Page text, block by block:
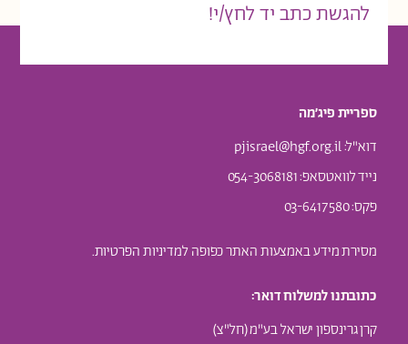
להגשת כתב יד לחץ/י!
ספריית פיג׳מה
דוא"ל:pjisrael@hgf.org.il
נייד לוואטסאפ: 054-3068181
פקס: 03-6417580
מסירת מידע באמצעות האתר כפופה למדיניות הפרטיות.
כתובתנו למשלוח דואר:
קרן גרינספון ישראל בע"מ (חל"צ)